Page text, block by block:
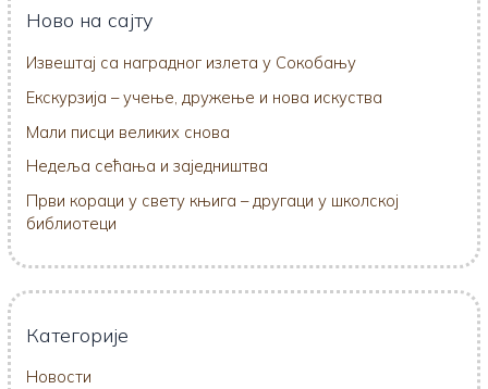
Ново на сајту
Извештај са наградног излета у Сокобању
Екскурзија – учење, дружење и нова искуства
Мали писци великих снова
Недеља сећања и заједништва
Први кораци у свету књига – другаци у школској
библиотеци
Категорије
Новости